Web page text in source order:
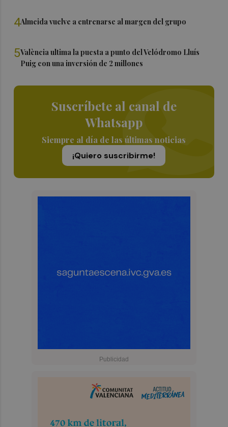
4Almeida vuelve a entrenarse al margen del grupo
5València ultima la puesta a punto del Velódromo Lluís
Puig con una inversión de 2 millones
Suscríbete al canal de
Whatsapp
Siempre al día de las últimas noticias
¡Quiero suscribirme!